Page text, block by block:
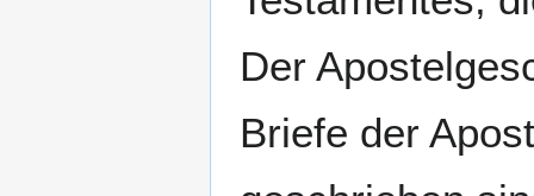
Der
Briefe der